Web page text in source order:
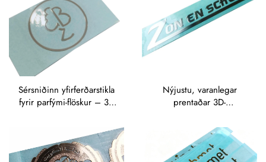
Sérsniðinn yfirferðarstikla
fyrir parfými-flöskur – 3D
Nýjustu, varanlegar
prentaðar 3D-
rafmyndmerkismerki af
metalli, nikkelskýrð og
gullskýrð, vatnsþétt